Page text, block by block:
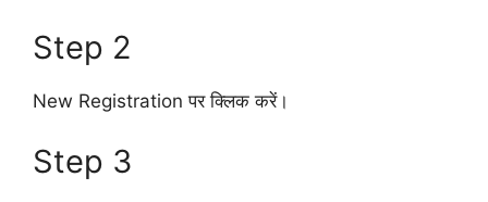
Step 2
New Registration पर क्लिक करें।
Step 3